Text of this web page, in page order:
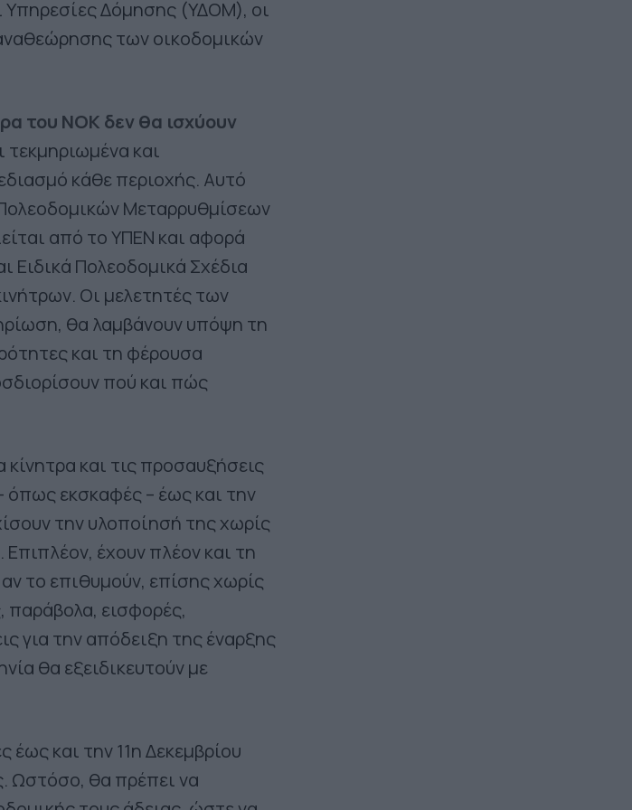
Υπηρεσίες Δόμησης (ΥΔΟΜ), οι
των οικοδομικών
του ΝΟΚ δεν θα ισχύουν
και
κάθε περιοχής. Αυτό
Μεταρρυθμίσεων
από το ΥΠΕΝ και αφορά
Ειδικά Πολεοδομικά Σχέδια
Οι μελετητές των
θα λαμβάνουν υπόψη τη
και τη φέρουσα
πού και πώς
και τις προσαυξήσεις
όπως εκσκαφές – έως και την
την υλοποίησή της χωρίς
έχουν πλέον και τη
το επιθυμούν, επίσης χωρίς
παράβολα, εισφορές,
για την απόδειξη της έναρξης
θα εξειδικευτούν με
έως και την 11η Δεκεμβρίου
Ωστόσο, θα πρέπει να